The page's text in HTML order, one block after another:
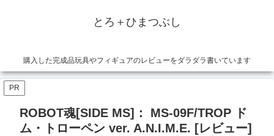
とろ＋ひまつぶし
購入した完成品玩具やフィギュアのレビューをダラダラ書いています
PR
ROBOT魂[SIDE MS]： MS-09F/TROP ド
ム・トローペン ver. A.N.I.M.E. [レビュー]